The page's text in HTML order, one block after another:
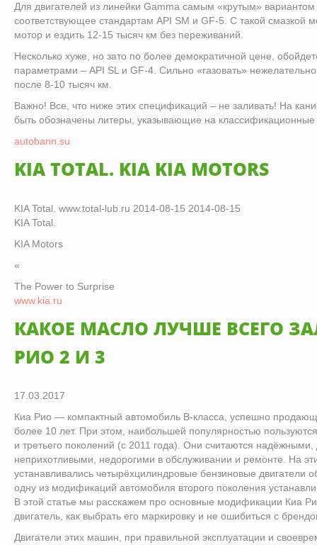
Для двигателей из линейки Gamma самым «крутым»
соответствующее стандартам API SM и GF-5. С такой смазкой
мотор и ездить 12-15 тысяч км без переживаний.
Несколько хуже, но зато по более демократичной цене,
параметрами – API SL и GF-4. Сильно «газовать»
после 8-10 тысяч км.
Важно! Все, что ниже этих спецификаций – не заливать! На
быть обозначены литеры, указывающие на
autobann.su
KIA TOTAL. KIA KIA MOTORS
KIA Total. www.total-lub.ru 2014-08-15 2014-08-15
KIA Total.
KIA Motors
«
The Power to Surprise
www.kia.ru
КАКОЕ МАСЛО ЛУЧШЕ ВСЕГО
РИО 2 И 3
17.03.2017
Киа Рио — компактный автомобиль B-класса, успешно
более 10 лет. При этом, наибольшей популярностью
и третьего поколений (с 2011 года). Они считаются
неприхотливыми, недорогими в обслуживании и ремонте. На
устанавливались четырёхцилиндровые бензиновые
одну из модификаций автомобиля второго поколения
В этой статье мы расскажем про основные модификации Киа
двигатель, как выбрать его маркировку и не ошибиться с
Двигатели этих машин, при правильной эксплуатации и